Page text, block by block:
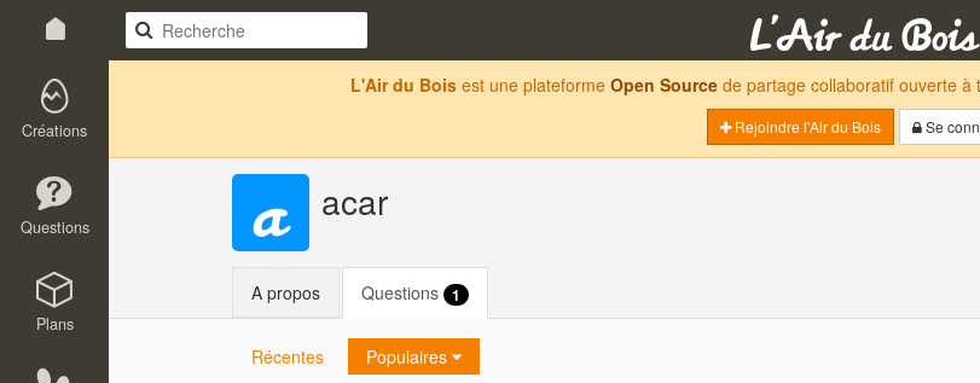
Créations
Questions
Plans
L'Air du Bois est une plateforme Open Source de partage collaboratif ouverte à
Rejoindre l'Air du Bois
Se
acar
A propos Questions 1
Récentes Populaires